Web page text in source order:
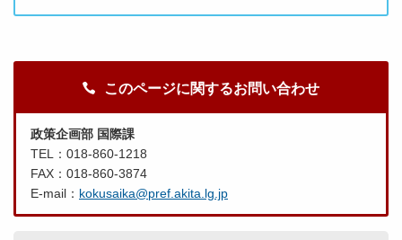
このページに関するお問い合わせ
政策企画部 国際課
TEL：018-860-1218
FAX：018-860-3874
E-mail： kokusaika@pref.akita.lg.jp